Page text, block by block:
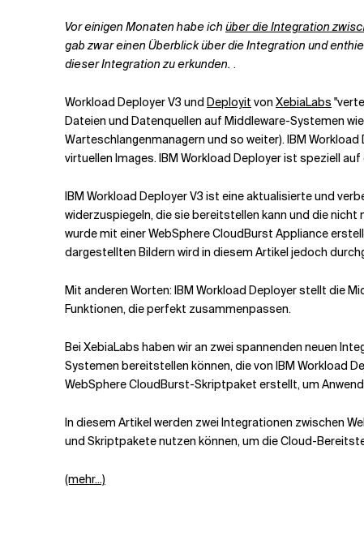
Verwandte Themen
Vor einigen Monaten habe ich über die Integration
gab zwar einen Überblick über die Integration und
dieser Integration zu erkunden. .
Workload Deployer V3 und Deployit von XebiaLabs
Dateien und Datenquellen auf Middleware-Systemen wie
Warteschlangenmanagern und so weiter). IBM
virtuellen Images. IBM Workload Deployer ist speziell
IBM Workload Deployer V3 ist eine aktualisierte und
widerzuspiegeln, die sie bereitstellen kann und die
wurde mit einer WebSphere CloudBurst Appliance
dargestellten Bildern wird in diesem Artikel jedoch
Mit anderen Worten: IBM Workload Deployer stellt die
Funktionen, die perfekt zusammenpassen.
Bei XebiaLabs haben wir an zwei spannenden neuen
Systemen bereitstellen können, die von IBM Workload
WebSphere CloudBurst-Skriptpaket erstellt, um
In diesem Artikel werden zwei Integrationen zwischen
und Skriptpakete nutzen können, um die Cloud-
(mehr...)